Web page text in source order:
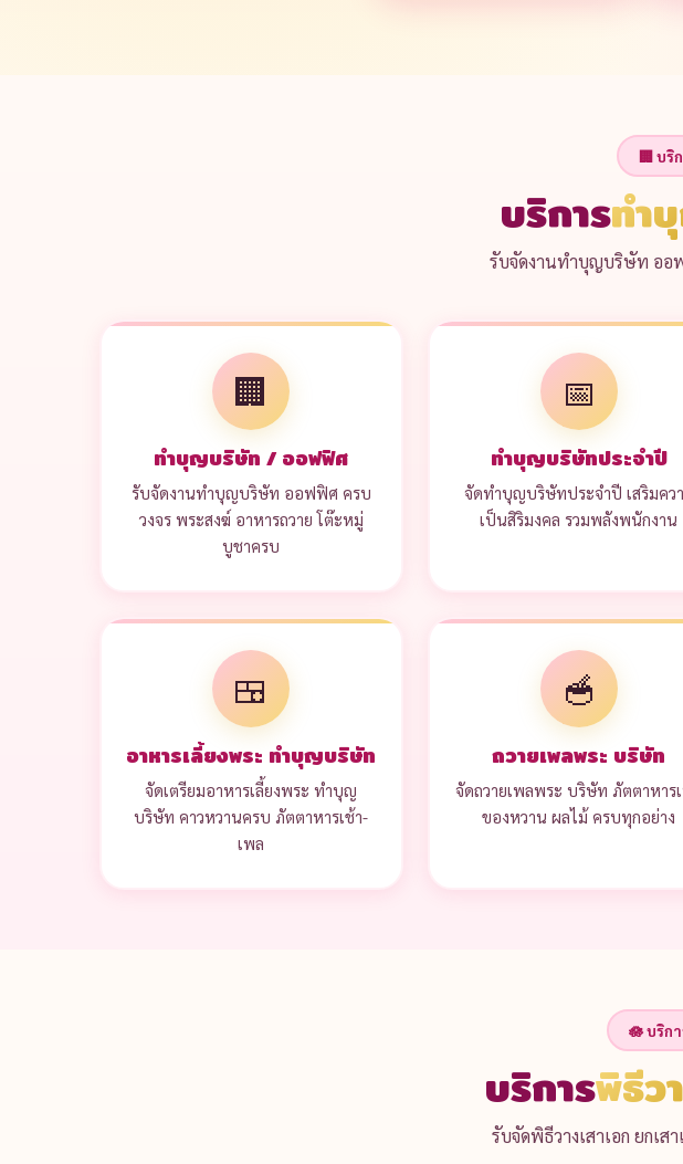
🏢 บ
บริการทำ
รับจัดงานทำบุญบริษัท ออ
🏢
ทำบุญบริษัท / ออฟฟิศ
รับจัดงานทำบุญบริษัท ออฟฟิศ ครบ
วงจร พระสงฆ์ อาหารถวาย โต๊ะหมู่
บูชาครบ
📅
ทำบุญบริษัทประจำปี
จัดทำบุญบริษัทประจำปี เสริมคว
เป็นสิริมงคล รวมพลังพนักงาน
🍱
อาหารเลี้ยงพระ ทำบุญบริษัท
จัดเตรียมอาหารเลี้ยงพระ ทำบุญ
บริษัท คาวหวานครบ ภัตตาหารเช้า-
เพล
🥣
ถวายเพลพระ บริษัท
จัดถวายเพลพระ บริษัท ภัตตาหาร
ของหวาน ผลไม้ ครบทุกอย่าง
🪷 บริก
บริการพิธีว
รับจัดพิธีวางเสาเอก ยกเส